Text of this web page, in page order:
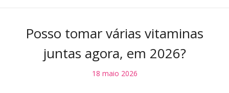
Posso tomar várias vitaminas
juntas agora, em 2026?
18 maio 2026